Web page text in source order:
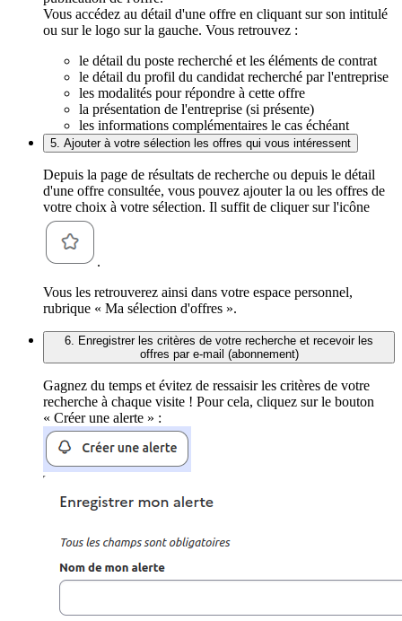
Vous accédez au détail d'une offre en cliquant sur son intitulé
ou sur le logo sur la gauche. Vous retrouvez :
le détail du poste recherché et les éléments de contrat
le détail du profil du candidat recherché par l'entreprise
les modalités pour répondre à cette offre
la présentation de l'entreprise (si présente)
les informations complémentaires le cas échéant
5. Ajouter à votre sélection les offres qui vous intéressent
Depuis la page de résultats de recherche ou depuis le détail
d'une offre consultée, vous pouvez ajouter la ou les offres de
votre choix à votre sélection. Il suffit de cliquer sur l'icône
.
Vous les retrouverez ainsi dans votre espace personnel,
rubrique « Ma sélection d'offres ».
6. Enregistrer les critères de votre recherche et recevoir les
offres par e-mail (abonnement)
Gagnez du temps et évitez de ressaisir les critères de votre
recherche à chaque visite ! Pour cela, cliquez sur le bouton
« Créer une alerte » :